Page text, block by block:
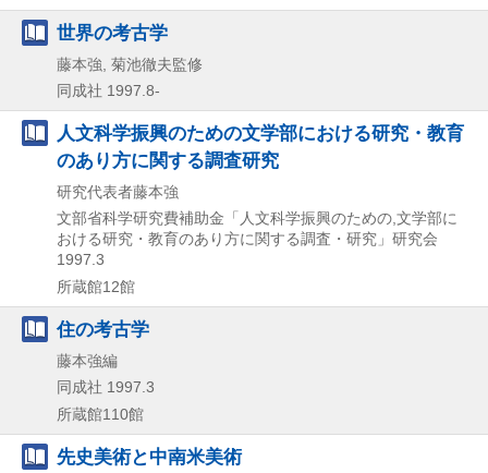
世界の考古学
藤本強, 菊池徹夫監修
同成社 1997.8-
人文科学振興のための文学部における研究・教育
のあり方に関する調査研究
研究代表者藤本強
文部省科学研究費補助金「人文科学振興のための,文学部に
おける研究・教育のあり方に関する調査・研究」研究会
1997.3
所蔵館12館
住の考古学
藤本強編
同成社 1997.3
所蔵館110館
先史美術と中南米美術